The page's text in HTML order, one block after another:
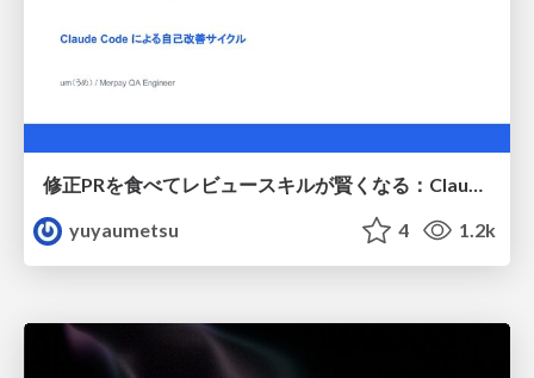
修正PRを食べてレビュースキルが賢くなる：Claude Codeによる自己改善サイクル
yuyaumetsu
4 1.2k